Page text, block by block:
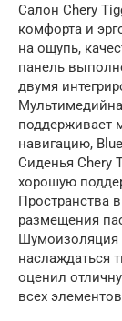
Салон Chery
комфорта и
на ощупь,
панель
двумя
поддерживает
навигацию,
Сиденья Chery
хорошую
Пространства
размещения
Шумоизоляция
наслаждаться
оценил
всех